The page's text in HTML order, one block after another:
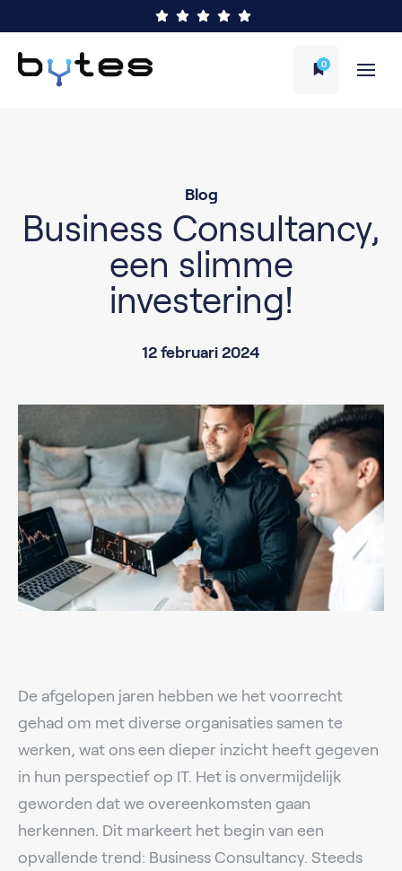
0
Blog
Business Consultancy,
een slimme
investering!
12 februari 2024
De afgelopen jaren hebben we het voorrecht
gehad om met diverse organisaties samen te
werken, wat ons een dieper inzicht heeft gegeven
in hun perspectief op IT. Het is onvermijdelijk
geworden dat we overeenkomsten gaan
herkennen. Dit markeert het begin van een
opvallende trend: Business Consultancy. Steeds